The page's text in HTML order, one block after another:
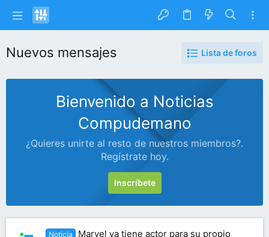
Nuevos mensajes Lista de foros
Bienvenido a Noticias
Compudemano
¿Quieres unirte al resto de nuestros miembros?.
Regístrate hoy.
Inscríbete
Noticia
Marvel ya tiene actor para su propio